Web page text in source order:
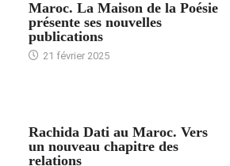
Maroc. La Maison de la Poésie
présente ses nouvelles
publications
21 février 2025
Rachida Dati au Maroc. Vers
un nouveau chapitre des
relations